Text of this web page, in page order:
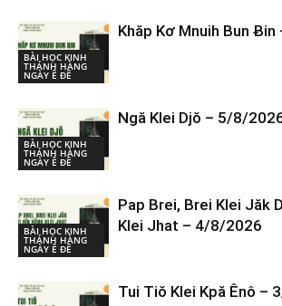
BÀI HỌC KINH
THÁNH HÀNG
NGÀY Ê ĐÊ
Khăp Kơ Mnuih Bun
BÀI HỌC KINH
THÁNH HÀNG
NGÀY Ê ĐÊ
Ngă Klei Djŏ – 5/8/
BÀI HỌC KINH
THÁNH HÀNG
NGÀY Ê ĐÊ
Pap Brei, Brei Klei Jăk
Klei Jhat – 4/8/2026
Tui Tiŏ Klei Kpă Ênô –